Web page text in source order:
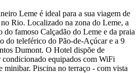
Leme é ideal para a sua viagem de
Rio. Localizado na zona do Leme, a
do famoso Calçadão do Leme e da praia
do teleférico do Pão-de-Açúcar e a 9
Dumont. O Hotel dispõe de
condicionado equipados com WiFi
minibar. Piscina no terraço - com vista